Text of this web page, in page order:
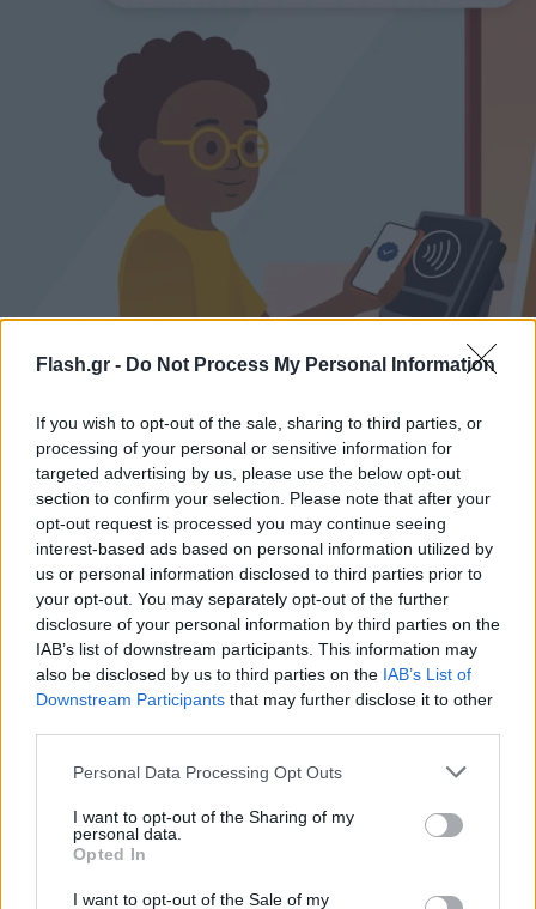
Flash.gr - Do Not Process My Personal Information
If you wish to opt-out of the sale, sharing to third parties, or
processing of your personal or sensitive information for
targeted advertising by us, please use the below opt-out
section to confirm your selection. Please note that after your
opt-out request is processed you may continue seeing
interest-based ads based on personal information utilized by
us or personal information disclosed to third parties prior to
your opt-out. You may separately opt-out of the further
disclosure of your personal information by third parties on the
IAB’s list of downstream participants. This information may
also be disclosed by us to third parties on the IAB’s List of
Downstream Participants that may further disclose it to other
Please note that this website/app uses one or more Google
not limited to your visit or usage behaviour. You may click to
grant or deny consent to Google and its third-party tags to
use your data for below specified purposes in below Google
consent section.
Personal Data Processing Opt Outs
I want to opt-out of the Sharing of my
personal data.
Opted In
I want to opt-out of the Sale of my
πορτοφόλι για παιδιά
10.08.2026 ΠΑΎΛΟΣ ΠΑΠΑΠΑΎΛΟΥ